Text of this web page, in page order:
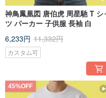
神鳥鳳凰図 唐伯虎 周星馳 T シ
ツ パーカー 子供服 長袖 白
6,233円 11,332円
カスタム可
45%OFF